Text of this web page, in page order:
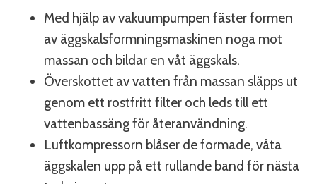
Med hjälp av vakuumpumpen fäster formen
av äggskalsformningsmaskinen noga mot
massan och bildar en våt äggskals.
Överskottet av vatten från massan släpps ut
genom ett rostfritt filter och leds till ett
vattenbassäng för återanvändning.
Luftkompressorn blåser de formade, våta
äggskalen upp på ett rullande band för nästa